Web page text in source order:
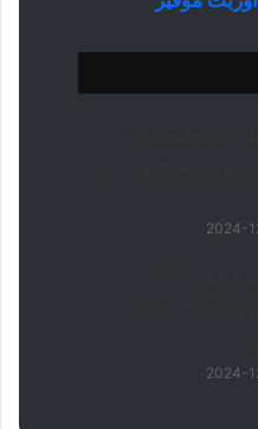
2024-
2024-